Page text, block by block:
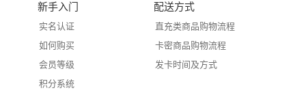
新手入门
实名认证
如何购买
会员等级
积分系统
配送方式
直充类商品购物流程
卡密商品购物流程
发卡时间及方式